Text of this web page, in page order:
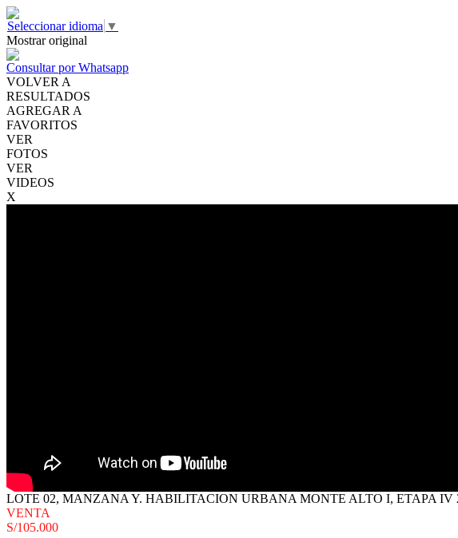
Seleccionar idioma ▼
Mostrar original
Consultar por Whatsapp
VOLVER A
RESULTADOS
AGREGAR A
FAVORITOS
VER
FOTOS
VER
VIDEOS
X
LOTE 02, MANZANA Y. HABILITACION URBANA MONTE ALTO I, ETAPA IV
VENTA
S/105.000